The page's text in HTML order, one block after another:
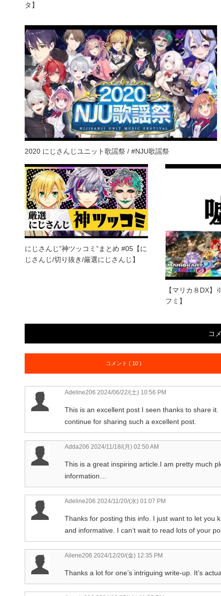
タ】
2020 にじさんじユニット歌謡祭 / #NJU歌謡祭
にじさんじ”神ツッコミ”まとめ #05【に
じさんじ/切り抜き/厳選にじさんじ】
【マリカ８DX
フミ】
コ
コメント ( 10 )
Adeline206 2024/06/22/(土) 10:56 PM
This is an excellent post I seen thanks to share
continue for sharing such a excellent post.
Adda206 2024/11/18/(月) 02:50 AM
This is a great inspiring article.I am pretty much
information…
Adeline206 2024/11/20/(水) 01:07 PM
Thanks for posting this info. I just want to let you
and informative. I can’t wait to read lots of your
Ailene206 2024/12/20/(金) 12:35 PM
Thanks a lot for one’s intriguing write-up. It’s